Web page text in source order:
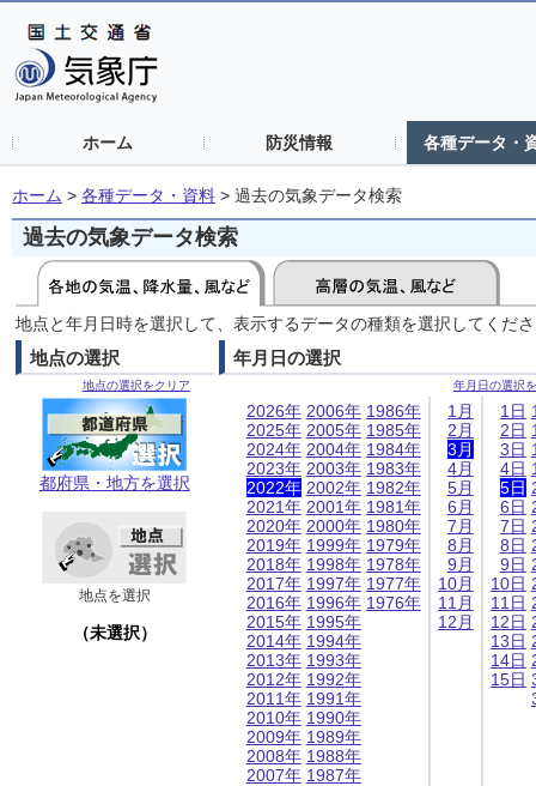
ホーム 防災情報 各種データ・
ホーム > 各種データ・資料 > 過去の気象データ検索
過去の気象データ検索
地点と年月日時を選択して、表示するデータの種類を選択してくだ
地点の選択
地点の選択をクリア
都府県・地方を選択
地点を選択
（未選択）
年月日の選択
年月日の選択
2026年
2025年
2024年
2023年
2022年
2021年
2020年
2019年
2018年
2017年
2016年
2015年
2014年
2013年
2012年
2011年
2010年
2009年
2008年
2007年
2006年
2005年
2004年
2003年
2002年
2001年
2000年
1999年
1998年
1997年
1996年
1995年
1994年
1993年
1992年
1991年
1990年
1989年
1988年
1987年
1986年
1985年
1984年
1983年
1982年
1981年
1980年
1979年
1978年
1977年
1976年
1月
2月
3月
4月
5月
6月
7月
8月
9月
10月
11月
12月
1日
2日
3日
4日
5日
6日
7日
8日
9日
10日
11日
12日
13日
14日
15日